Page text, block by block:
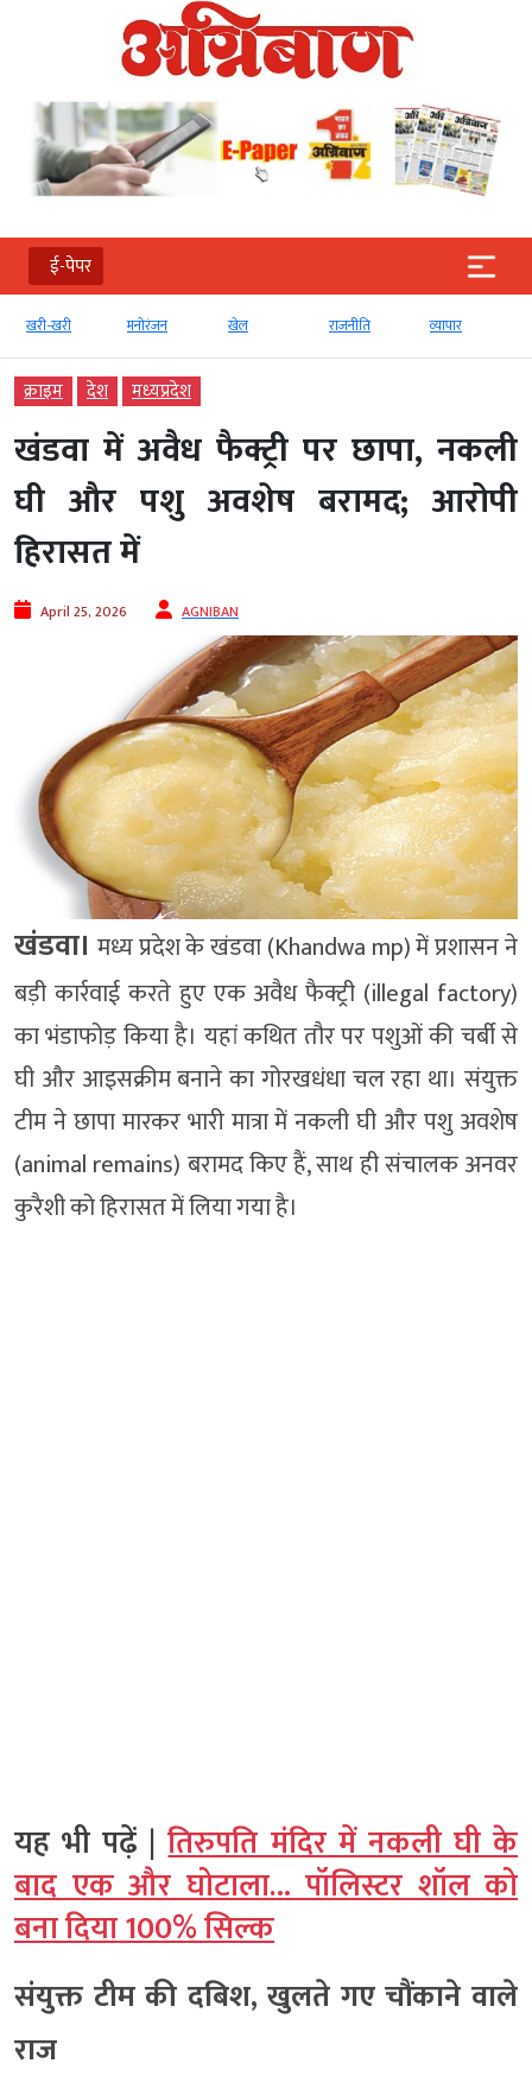
ई-पेपर
खरी-खरी मनोरंजन खेल राजनीति व्‍यापार
क्राइम देश मध्‍यप्रदेश
खंडवा में अवैध फैक्ट्री पर छापा, नकली
घी और पशु अवशेष बरामद; आरोपी
हिरासत में
April 25, 2026 AGNIBAN
खंडवा। मध्य प्रदेश केखंडवा(Khandwa mp) में प्रशासन ने
बड़ी कार्रवाई करते हुए एक अवैध फैक्ट्री (illegal factory)
का भंडाफोड़ किया है। यहां कथित तौर पर पशुओं की चर्बी से
घी और आइसक्रीम बनाने का गोरखधंधा चल रहा था। संयुक्त
टीम ने छापा मारकर भारी मात्रा में नकली घी और पशु अवशेष
(animal remains) बरामद किए हैं, साथ ही संचालक अनवर
कुरैशी को हिरासत में लिया गया है।
यह भी पढ़ें |तिरुपति मंदिर में नकली घी के
बाद एक और घोटाला… पॉलिस्टर शॉल को
बना दिया 100% सिल्क
संयुक्त टीम की दबिश, खुलते गए चौंकाने वाले
राज